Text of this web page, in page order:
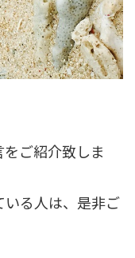
ご紹介致しま
る人は、是非ご